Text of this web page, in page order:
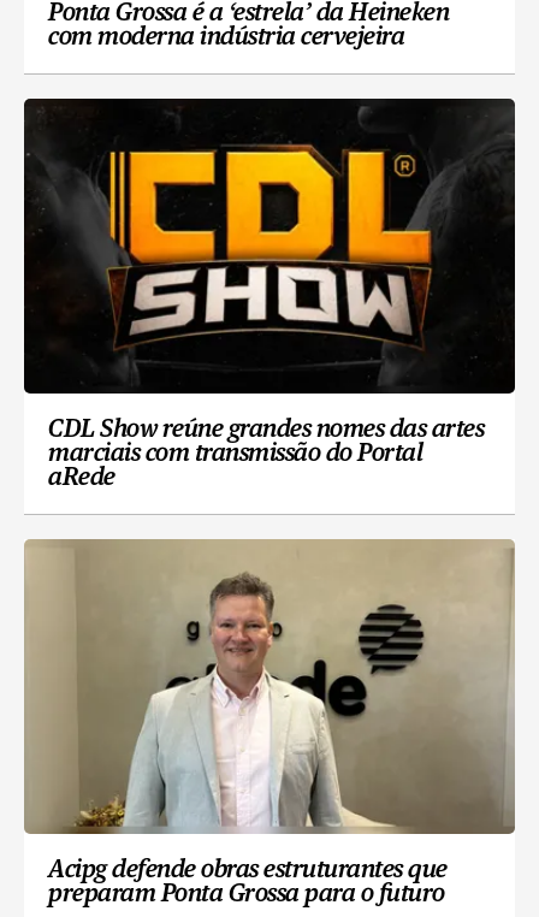
Ponta Grossa é a ‘estrela’ da Heineken
com moderna indústria cervejeira
CDL Show reúne grandes nomes das artes
marciais com transmissão do Portal
aRede
Acipg defende obras estruturantes que
preparam Ponta Grossa para o futuro